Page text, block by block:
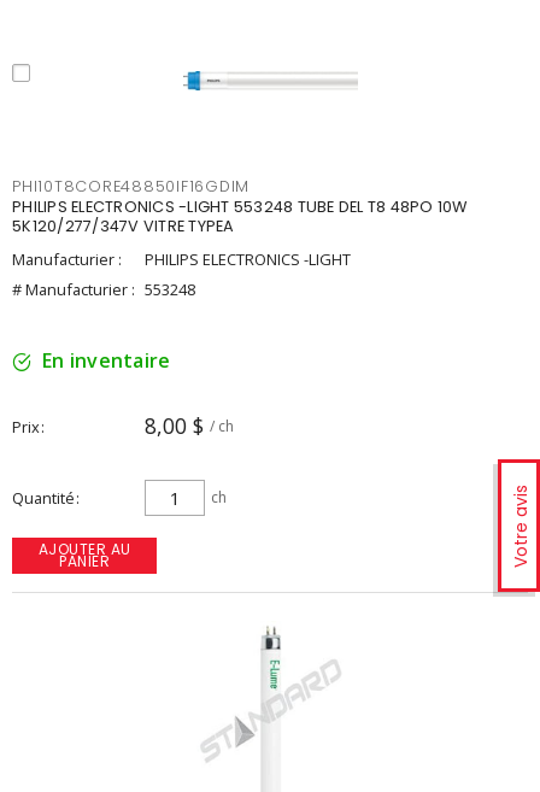
Votre avis
PHI10T8CORE48850IF16GDIM
PHILIPS ELECTRONICS -LIGHT 553248 TUBE DEL T8 48PO 10W
5K120/277/347V VITRE TYPEA
Manufacturier :
PHILIPS ELECTRONICS -LIGHT
# Manufacturier : 553248
En inventaire
Prix 8,00 $ / ch
Quantité ch
AJOUTER AU
PANIER